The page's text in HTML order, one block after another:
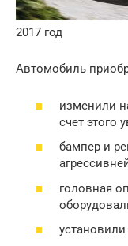
2017 год
Автомобиль
изменили
счет этого
бампер и
головная